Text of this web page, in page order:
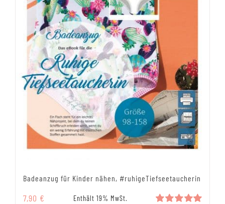
Badeanzug für Kinder nähen, #ruhigeTiefseetaucherin
7,90 € Enthält 19% MwSt.